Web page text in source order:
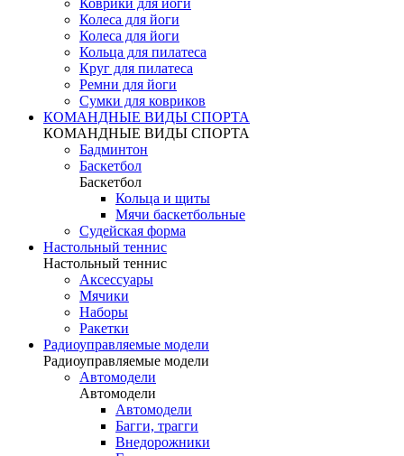
Коврики для йоги
Колеса для йоги
Колеса для йоги
Кольца для пилатеса
Круг для пилатеса
Ремни для йоги
Сумки для ковриков
КОМАНДНЫЕ ВИДЫ СПОРТА
КОМАНДНЫЕ ВИДЫ СПОРТА
Бадминтон
Баскетбол
Баскетбол
Кольца и щиты
Мячи баскетбольные
Судейская форма
Настольный теннис
Настольный теннис
Аксессуары
Мячики
Наборы
Ракетки
Радиоуправляемые модели
Радиоуправляемые модели
Автомодели
Автомодели
Автомодели
Багги, трагги
Внедорожники